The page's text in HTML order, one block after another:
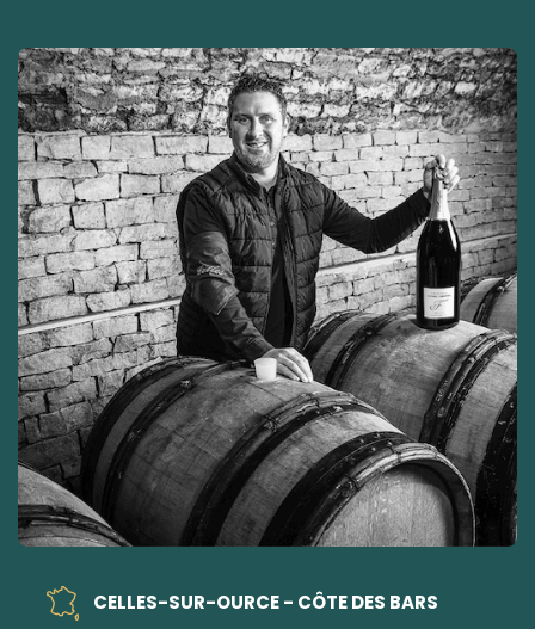
CELLES-SUR-OURCE - CÔTE DES BARS